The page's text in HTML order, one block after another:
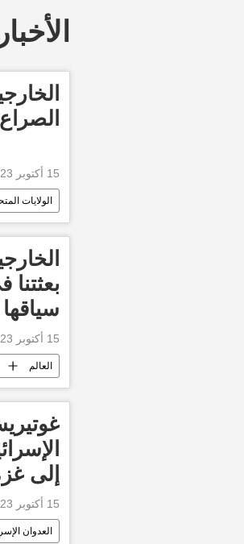
الصراع
15 أكتوبر 2023, 23:24 GMT
الولايات
أخبار
سياقها
15 أكتوبر 2023, 22:59 GMT
العالم
الخارجية
إلى
15 أكتوبر 2023, 22:14 GMT
العدوان